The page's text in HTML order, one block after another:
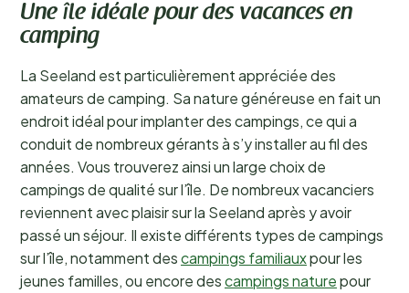
Une île idéale pour des vacances en
camping
La Seeland est particulièrement appréciée des
amateurs de camping. Sa nature généreuse en fait un
endroit idéal pour implanter des campings, ce qui a
conduit de nombreux gérants à s’y installer au fil des
années. Vous trouverez ainsi un large choix de
campings de qualité sur l’île. De nombreux vacanciers
reviennent avec plaisir sur la Seeland après y avoir
passé un séjour. Il existe différents types de campings
sur l’île, notamment descampings familiauxpour les
jeunes familles, ou encore descampings naturepour